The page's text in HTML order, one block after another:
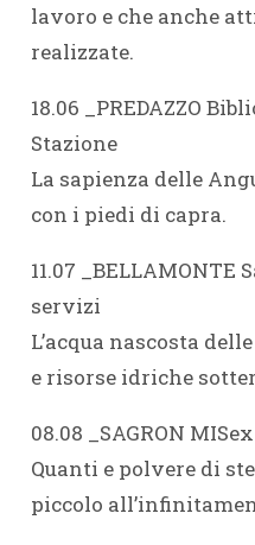
lavoro e che anche
realizzate.
18.06 _PREDAZZO
Stazione
La sapienza delle
con i piedi di capra.
11.07 _BELLAMONTE
servizi
L’acqua nascosta
e risorse idriche
08.08 _SAGRON
Quanti e polvere di
piccolo